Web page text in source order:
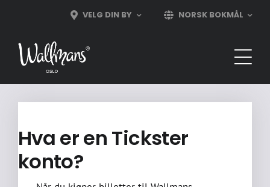
content
VELG DIN BY NORSK BOKMÅL
Hva er en Tickster
konto?